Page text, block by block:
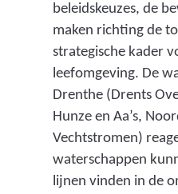
beleidskeuzes, de
maken richting de
strategische kader
leefomgeving. De
Drenthe (Drents
Hunze en Aa’s,
Vechtstromen)
waterschappen
lijnen vinden in de